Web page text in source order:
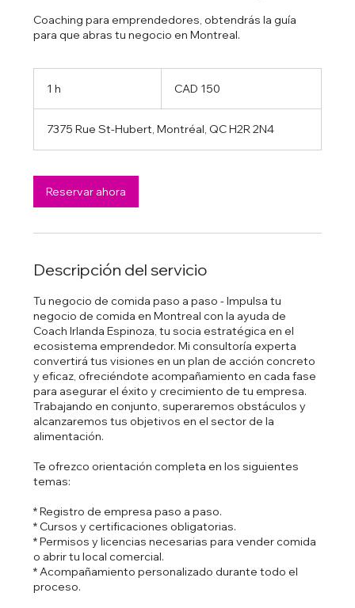
Coaching para emprendedores, obtendrás la guía
1 h
canadienses
CAD 150
7375 Rue St-Hubert, Montréal, QC H2R 2N4
Reservar ahora
Descripción del servicio
Tu negocio de comida paso a paso - Impulsa tu
negocio de comida en Montreal con la ayuda de
Coach Irlanda Espinoza, tu socia estratégica en el
ecosistema emprendedor. Mi consultoría experta
convertirá tus visiones en un plan de acción concreto
y eficaz, ofreciéndote acompañamiento en cada fase
para asegurar el éxito y crecimiento de tu empresa.
Trabajando en conjunto, superaremos obstáculos y
alcanzaremos tus objetivos en el sector de la
alimentación.
Te ofrezco orientación completa en los siguientes
temas:
* Registro de empresa paso a paso.
* Cursos y certificaciones obligatorias.
* Permisos y licencias necesarias para vender comida
o abrir tu local comercial.
* Acompañamiento personalizado durante todo el
proceso.